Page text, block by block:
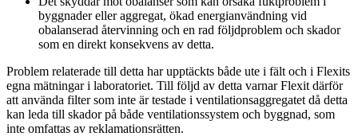
byggnader eller aggregat, ökad energianvändning vid
obalanserad återvinning och en rad följdproblem och skador
som en direkt konsekvens av detta.
Problem relaterade till detta har upptäckts både ute i fält och i Flexits
egna mätningar i laboratoriet. Till följd av detta varnar Flexit därför
att använda filter som inte är testade i ventilationsaggregatet då detta
kan leda till skador på både ventilationssystem och byggnad, som
inte omfattas av reklamationsrätten.